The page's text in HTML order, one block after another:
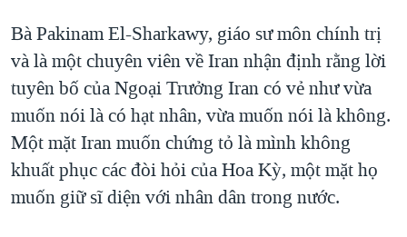
THƯỢNG ĐỈNH TRUMP-KIM TẠI VIỆT NAM
TRỊNH VĨNH BÌNH VS. CHÍNH PHỦ VIỆT NAM
NGƯ DÂN VIỆT VÀ LÀN SÓNG TRỘM HẢI SÂM
BÊN KIA QUỐC LỘ: TIẾNG VỌNG TỪ NÔNG THÔN MỸ
QUAN HỆ VIỆT MỸ
Bà Pakinam El-Sharkawy, giáo sư môn chính trị
và là một chuyên viên về Iran nhận định rằng lời
tuyên bố của Ngoại Trưởng Iran có vẻ như vừa
muốn nói là có hạt nhân, vừa muốn nói là không.
Một mặt Iran muốn chứng tỏ là mình không
khuất phục các đòi hỏi của Hoa Kỳ, một mặt họ
muốn giữ sĩ diện với nhân dân trong nước.